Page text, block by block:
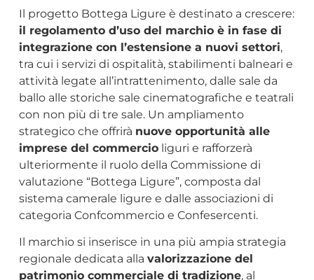
Il progetto Bottega Ligure è destinato a crescere:
il regolamento d’uso del marchio è in fase di
integrazione con l’estensione a nuovi settori,
tra cui i servizi di ospitalità, stabilimenti balneari e
attività legate all’intrattenimento, dalle sale da
ballo alle storiche sale cinematografiche e teatrali
con non più di tre sale. Un ampliamento
strategico che offrirà nuove opportunità alle
imprese del commercioliguri e rafforzerà
ulteriormente il ruolo della Commissione di
valutazione “Bottega Ligure”, composta dal
sistema camerale ligure e dalle associazioni di
categoria Confcommercio e Confesercenti.
Il marchio si inserisce in una più ampia strategia
regionale dedicata alla valorizzazione del
patrimonio commerciale di tradizione, al